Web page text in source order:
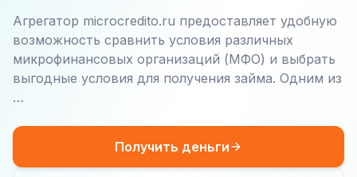
Агрегатор microcredito.ru предоставляет удобную
возможность сравнить условия различных
микрофинансовых организаций (МФО) и выбрать
выгодные условия для получения займа. Одним из
…
Получить деньги